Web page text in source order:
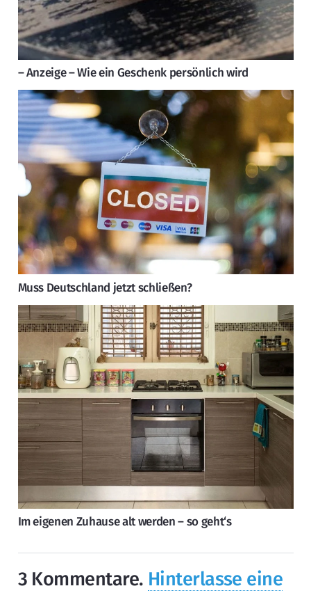
– Anzeige – Wie ein Geschenk persönlich wird
Muss Deutschland jetzt schließen?
Im eigenen Zuhause alt werden – so geht‘s
3 Kommentare. Hinterlasse eine